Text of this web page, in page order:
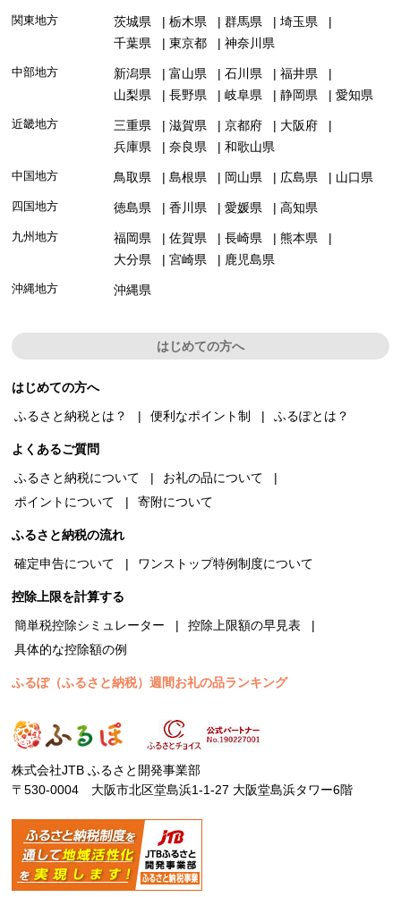
関東地方 茨城県 栃木県 群馬県
埼玉県
千葉県
東京都 神奈川県
中部地方 新潟県 富山県 石川県
福井県
山梨県
長野県 岐阜県 静岡県 愛知県
近畿地方 三重県 滋賀県 京都府
大阪府
兵庫県
奈良県 和歌山県
中国地方 鳥取県 島根県 岡山県 広島県 山口県
四国地方 徳島県 香川県 愛媛県 高知県
九州地方 福岡県 佐賀県 長崎県
熊本県
大分県
宮崎県 鹿児島県
沖縄地方 沖縄県
はじめての方へ
はじめての方へ
ふるさと納税とは？
便利なポイント制 ふるぽとは？
よくあるご質問
ふるさと納税について
お礼の品について
ポイントについて
寄附について
ふるさと納税の流れ
確定申告について
ワンストップ特例制度について
控除上限を計算する
簡単税控除シミュレーター
控除上限額の早見表
具体的な控除額の例
ふるぽ（ふるさと納税）週間お礼の品ランキング
株式会社JTB ふるさと開発事業部
〒530-0004 大阪市北区堂島浜1-1-27 大阪堂島浜タワー6階